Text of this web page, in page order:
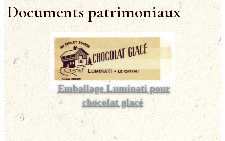
Documents patrimoniaux
Emballage Luminati pour
chocolat glacé